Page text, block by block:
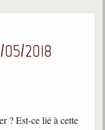
2018
? Est-ce lié à cette